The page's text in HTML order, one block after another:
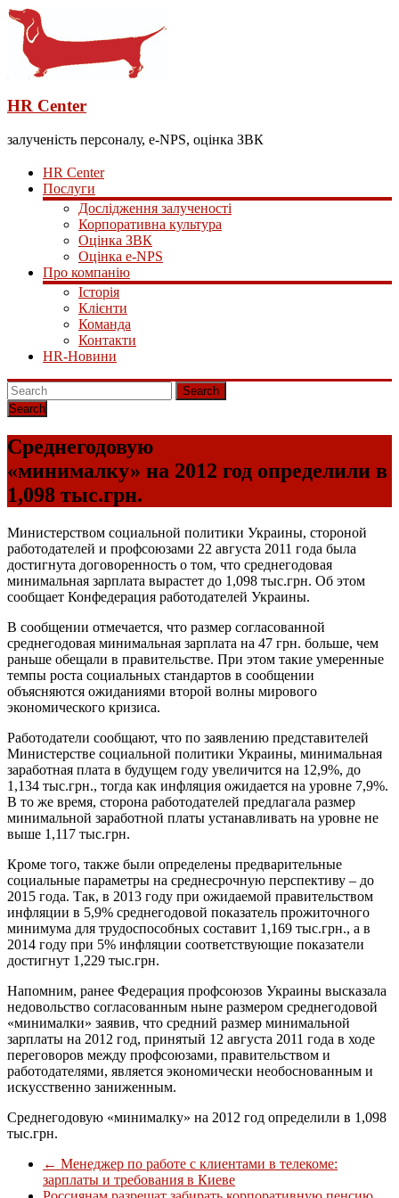
HR Center
залученість персоналу, e-NPS, оцінка ЗВК
HR Center
Послуги
Дослідження залученості
Корпоративна культура
Оцінка ЗВК
Оцінка e-NPS
Про компанію
Історія
Клієнти
Команда
Контакти
HR-Новини
Search
Среднегодовую
«минималку» на 2012 год определили в
1,098 тыс.грн.
Министерством социальной политики Украины, стороной
работодателей и профсоюзами 22 августа 2011 года была
достигнута договоренность о том, что среднегодовая
минимальная зарплата вырастет до 1,098 тыс.грн. Об этом
сообщает Конфедерация работодателей Украины.
В сообщении отмечается, что размер согласованной
среднегодовая минимальная зарплата на 47 грн. больше, чем
раньше обещали в правительстве. При этом такие умеренные
темпы роста социальных стандартов в сообщении
объясняются ожиданиями второй волны мирового
экономического кризиса.
Работодатели сообщают, что по заявлению представителей
Министерстве социальной политики Украины, минимальная
заработная плата в будущем году увеличится на 12,9%, до
1,134 тыс.грн., тогда как инфляция ожидается на уровне 7,9%.
В то же время, сторона работодателей предлагала размер
минимальной заработной платы устанавливать на уровне не
выше 1,117 тыс.грн.
Кроме того, также были определены предварительные
социальные параметры на среднесрочную перспективу – до
2015 года. Так, в 2013 году при ожидаемой правительством
инфляции в 5,9% среднегодовой показатель прожиточного
минимума для трудоспособных составит 1,169 тыс.грн., а в
2014 году при 5% инфляции соответствующие показатели
достигнут 1,229 тыс.грн.
Напомним, ранее Федерация профсоюзов Украины высказала
недовольство согласованным ныне размером среднегодовой
«минималки» заявив, что средний размер минимальной
зарплаты на 2012 год, принятый 12 августа 2011 года в ходе
переговоров между профсоюзами, правительством и
работодателями, является экономически необоснованным и
искусственно заниженным.
Среднегодовую «минималку» на 2012 год определили в 1,098
тыс.грн.
← Менеджер по работе с клиентами в телекоме:
зарплаты и требования в Киеве